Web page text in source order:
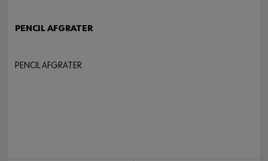
PENCIL AFGRATER
PENCIL AFGRATER